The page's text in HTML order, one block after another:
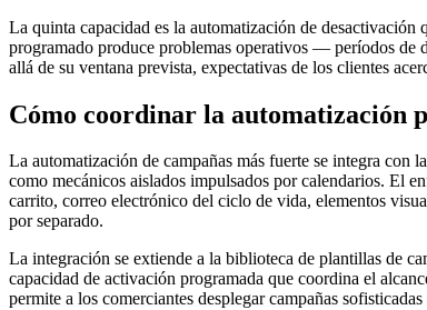
La quinta capacidad es la automatización de
programado produce problemas operativos — períodos de
allá de su ventana prevista, expectativas de los clientes
Cómo coordinar la automatización
La automatización de campañas más fuerte se integra con
como mecánicos aislados impulsados por calendarios. El
carrito, correo electrónico del ciclo de vida, elementos
por separado.
La integración se extiende a la biblioteca de plantillas de
capacidad de activación programada que coordina el
permite a los comerciantes desplegar campañas